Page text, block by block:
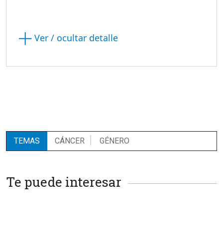
Ver / ocultar detalle
TEMAS CÁNCER GÉNERO
Te puede interesar